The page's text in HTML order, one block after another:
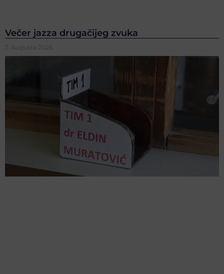
Večer jazza drugačijeg zvuka
7. Augusta 2026.